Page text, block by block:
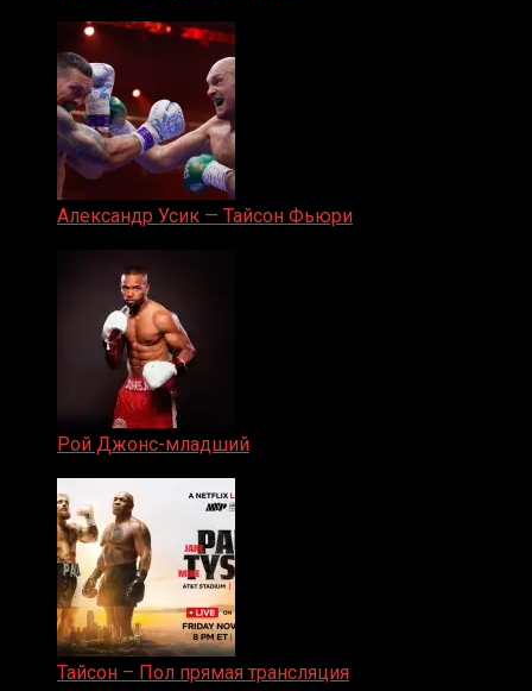
Александр Усик — Тайсон Фьюри
Рой Джонс-младший
Тайсон – Пол прямая трансляция